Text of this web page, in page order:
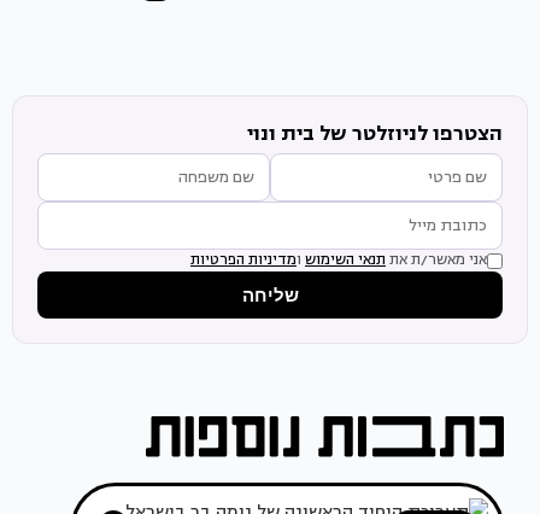
הצטרפו לניוזלטר של בית ונוי
אני מאשר/ת את תנאי השימוש ומדיניות הפרטיות
שליחה